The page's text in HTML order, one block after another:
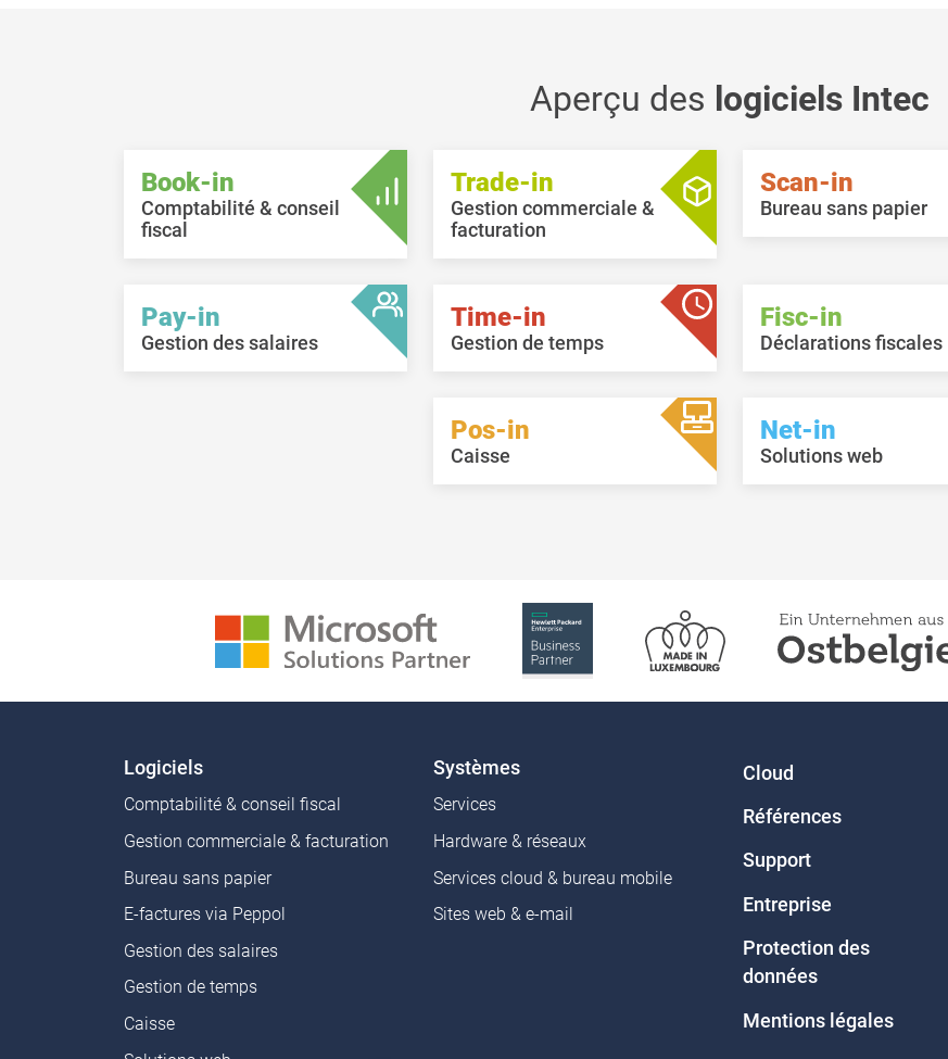
intégrées à ce niveau. En outre, il est
possible d'appeler les impressions
Aperçu des logiciels Intec
Book-in
Comptabilité & conseil
fiscal
Trade-in
Gestion commerciale &
facturation
Scan-in
Bureau sans papier
Pay-in
Gestion des salaires
Time-in
Gestion de temps
Fisc-in
Déclarations fiscales
Pos-in
Caisse
Net-in
Solutions web
Logiciels
Comptabilité & conseil fiscal
Gestion commerciale & facturation
Bureau sans papier
E-factures via Peppol
Gestion des salaires
Gestion de temps
Caisse
Systèmes
Services
Hardware & réseaux
Services cloud & bureau mobile
Sites web & e-mail
Cloud
Références
Support
Entreprise
Protection des
données
Mentions légales